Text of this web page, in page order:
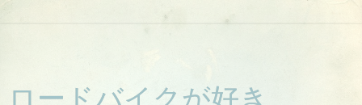
ロードバイクが好き。